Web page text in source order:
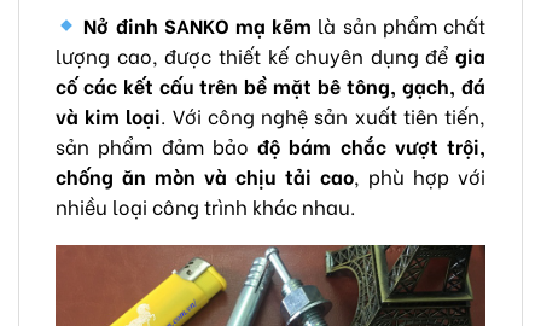
Nở đinh SANKO mạ kẽm là sản phẩm chất
lượng cao, được thiết kế chuyên dụng để gia
cố các kết cấu trên bề mặt bê tông, gạch, đá
và kim loại. Với công nghệ sản xuất tiên tiến,
sản phẩm đảm bảo độ bám chắc vượt trội,
chống ăn mòn và chịu tải cao, phù hợp với
nhiều loại công trình khác nhau.